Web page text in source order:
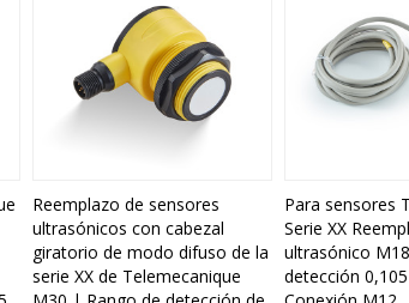
Reemplazo de sensores
ultrasónicos con cabezal
giratorio de modo difuso de la
serie XX de Telemecanique
Para sensores
Serie XX
ultrasónico
detección